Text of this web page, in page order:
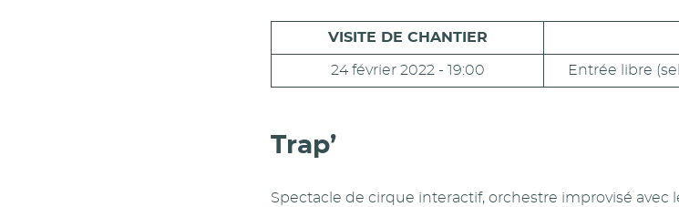
VISITE DE CHANTIER
24 février 2022 - 19:00 Entrée libre
Trap’
Spectacle de cirque interactif, orchestre improvisé avec